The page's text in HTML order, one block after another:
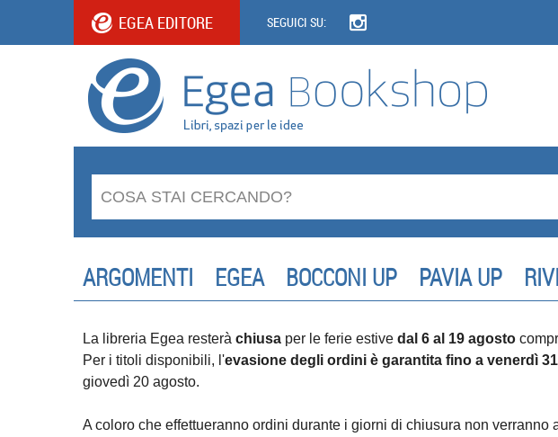
EGEA EDITORE SEGUICI SU:
ARGOMENTI EGEA BOCCONI UP PAVIA UP
La libreria Egea resterà chiusa per le ferie estive dal 6 al 19 agosto
Per i titoli disponibili, l'evasione degli ordini è garantita fino a venerdì
giovedì 20 agosto.
A coloro che effettueranno ordini durante i giorni di chiusura non